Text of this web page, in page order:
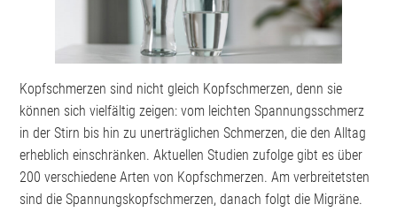
Kopfschmerzen sind nicht gleich Kopfschmerzen, denn sie
können sich vielfältig zeigen: vom leichten Spannungsschmerz
in der Stirn bis hin zu unerträglichen Schmerzen, die den Alltag
erheblich einschränken. Aktuellen Studien zufolge gibt es über
200 verschiedene Arten von Kopfschmerzen. Am verbreitetsten
sind die Spannungskopfschmerzen, danach folgt die Migräne.